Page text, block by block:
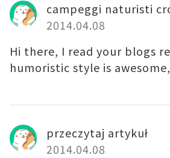
campeggi naturisti
2014.04.08
Hi there, I read your blogs
humoristic style is
przeczytaj artykuł
2014.04.08